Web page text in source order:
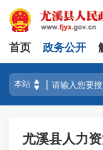
首页 政务公开
尤溪县人力